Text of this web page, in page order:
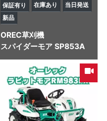
保証有り 在庫あり
当日発送
新品
OREC草刈機
スパイダーモア SP853A